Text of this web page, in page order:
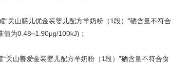
山膳儿优金装婴儿配方羊奶粉（1段）”硒含量不符合
为0.48~1.90μg/100kJ)；
山善爱金装婴儿配方羊奶粉（1段）”硒含量不符合食